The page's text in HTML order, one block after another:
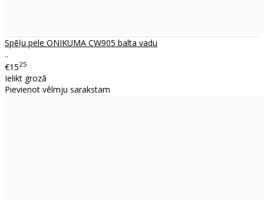
Spēļu pele ONIKUMA CW905 balta vadu
..
€1525
Ielikt grozā
Pievienot vēlmju sarakstam